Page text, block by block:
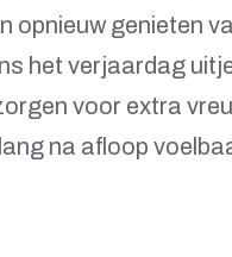
opnieuw genieten
het verjaardag
voor extra
na afloop